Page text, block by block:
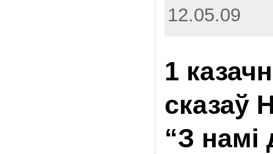
12.05.09
1
сказаў
“З намі